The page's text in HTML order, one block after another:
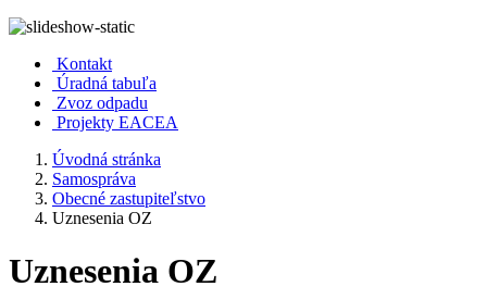
Kontakt
Úradná tabuľa
Zvoz odpadu
Projekty EACEA
Úvodná stránka
Samospráva
Obecné zastupiteľstvo
Uznesenia OZ
Uznesenia OZ